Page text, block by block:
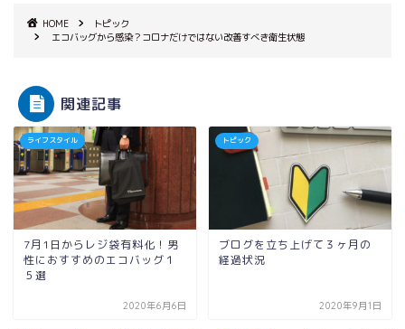
HOME
トピック
エコバッグから感染？コロナだけではない改善すべき衛生状態
関連記事
ライフスタイル
7月1日からレジ袋有料化！男
性におすすめのエコバッグ１
５選
2020年6月6日
トピック
ブログを立ち上げて３ヶ月の
経過状況
2020年9月1日